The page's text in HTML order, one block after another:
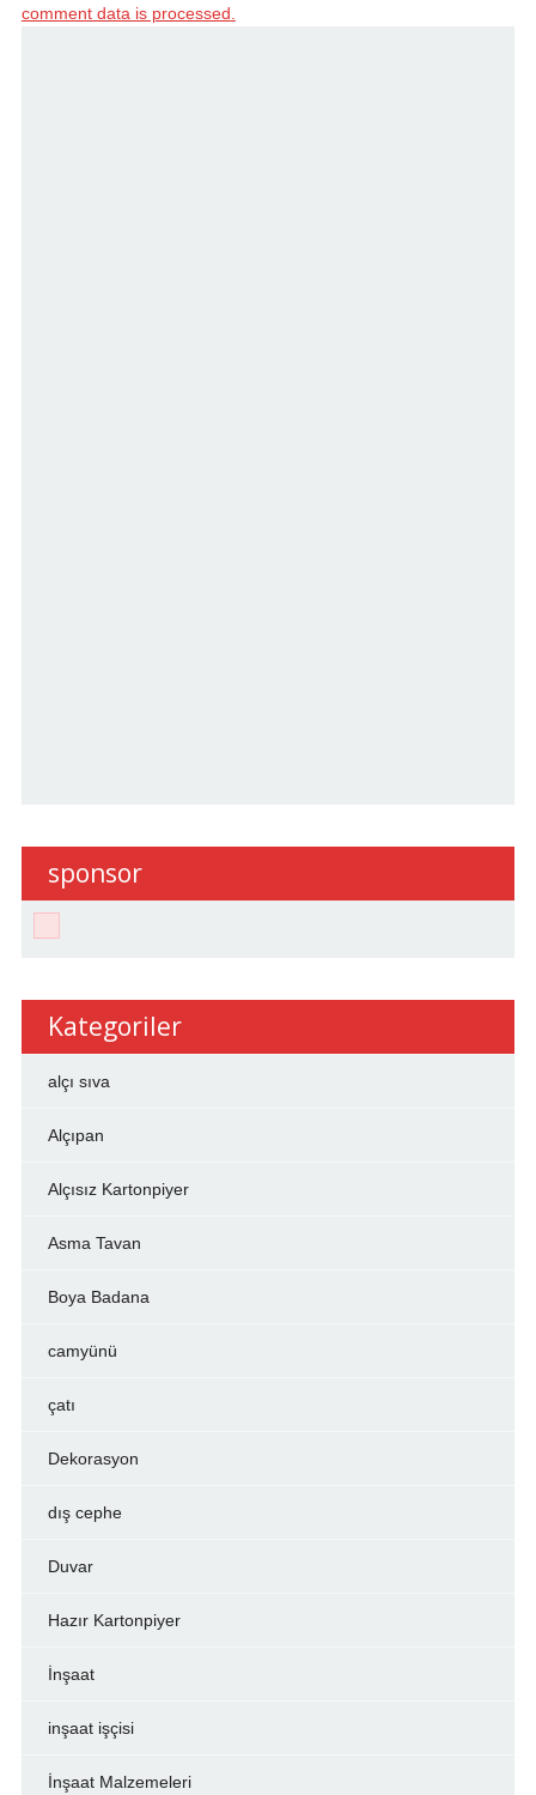
comment data is processed.
sponsor
Kategoriler
alçı sıva
Alçıpan
Alçısız Kartonpiyer
Asma Tavan
Boya Badana
camyünü
çatı
Dekorasyon
dış cephe
Duvar
Hazır Kartonpiyer
İnşaat
inşaat işçisi
İnşaat Malzemeleri